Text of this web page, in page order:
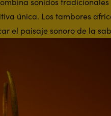
única. Los tambores
el paisaje sonoro de la